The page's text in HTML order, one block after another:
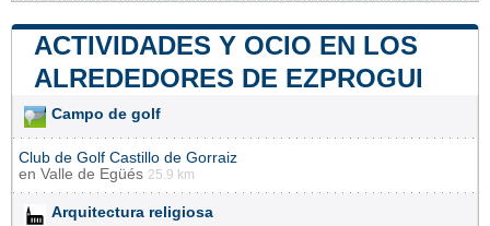
ACTIVIDADES Y OCIO EN LOS
ALREDEDORES DE EZPROGUI
Campo de golf
Club de Golf Castillo de Gorraiz
en Valle de Egüés 25.9 km
Arquitectura religiosa